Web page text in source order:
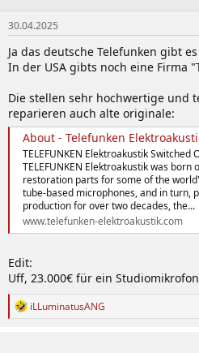
r
m
30.04.2025
Ja das deutsche Telefunken gibt
In der USA gibts noch eine Firma
Die stellen sehr hochwertige und
reparieren auch alte originale:
About - Telefunken
TELEFUNKEN Elektroakustik Switched
TELEFUNKEN Elektroakustik was
restoration parts for some of the
tube-based microphones, and in turn,
production for over two decades, the...
www.telefunken-elektroakustik.com
Edit:
Uff, 23.000€ für ein
R
iLLuminatusANG